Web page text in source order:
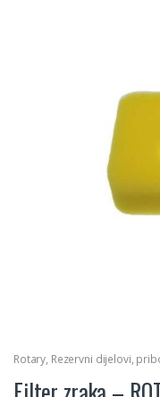
Rotary, Rezervni dijelovi,